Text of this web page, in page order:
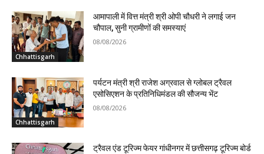
Chhattisgarh
आमापाली में वित्त मंत्री श्री ओपी चौधरी ने लगाई जन
चौपाल, सुनी ग्रामीणों की समस्याएं
08/08/2026
Chhattisgarh
पर्यटन मंत्री श्री राजेश अग्रवाल से ग्लोबल ट्रैवल
एसोसिएशन के प्रतिनिधिमंडल की सौजन्य भेंट
08/08/2026
ट्रैवल एंड टूरिज्म फेयर गांधीनगर में छत्तीसगढ़ टूरिज्म बोर्ड